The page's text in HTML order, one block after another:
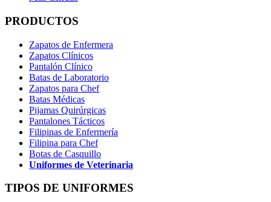
PRODUCTOS
Zapatos de Enfermera
Zapatos Clínicos
Pantalón Clínico
Batas de Laboratorio
Zapatos para Chef
Batas Médicas
Pijamas Quirúrgicas
Pantalones Tácticos
Filipinas de Enfermería
Filipina para Chef
Botas de Casquillo
Uniformes de Veterinaria
TIPOS DE UNIFORMES